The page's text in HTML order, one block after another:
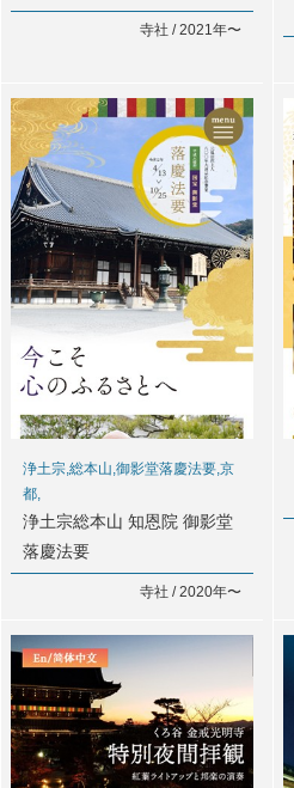
寺社 / 2021年〜
浄土宗,総本山,御影堂落慶法要,京
都,
浄土宗総本山 知恩院 御影堂
落慶法要
寺社 / 2020年〜